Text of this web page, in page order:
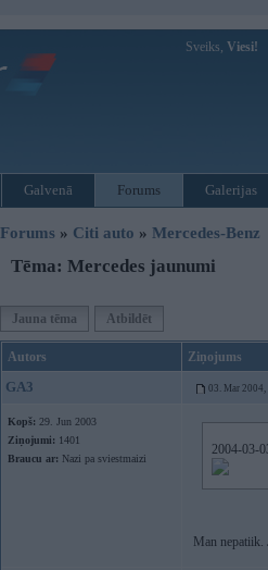
Sveiks, Viesi!
Galvenā Forums Galerijas
Forums » Citi auto » Mercedes-Benz
Tēma: Mercedes jaunumi
Jauna tēma Atbildēt
Autors Ziņojums
GA3 03. Mar 2004,
Kopš: 29. Jun 2003
Ziņojumi: 1401
Braucu ar: Nazi pa sviestmaizi
2004-03-
Man